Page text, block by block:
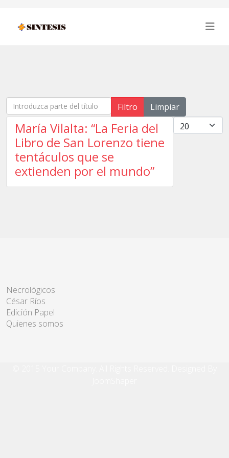
Introduzca parte del título Filtro
Limpiar
Cantidad
María Vilalta: “La Feria del
Libro de San Lorenzo tiene
tentáculos que se
extienden por el mundo”
Necrológicos
César Ríos
Edición Papel
Quienes somos